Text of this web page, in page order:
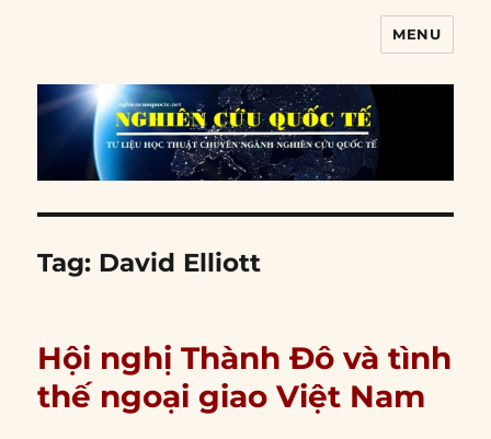
MENU
Tag: David Elliott
Hội nghị Thành Đô và tình
thế ngoại giao Việt Nam